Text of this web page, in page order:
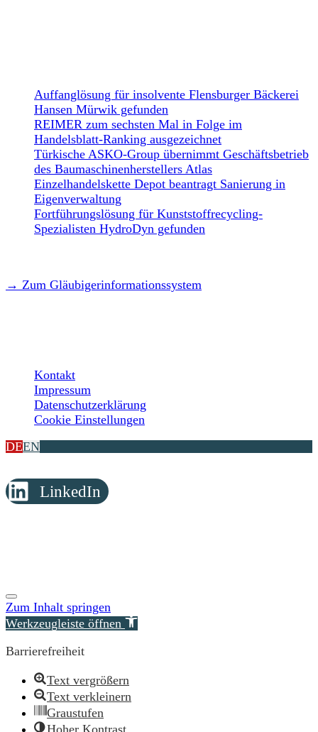
Auffanglösung für insolvente Flensburger Bäckerei
Hansen Mürwik gefunden
REIMER zum sechsten Mal in Folge im
Handelsblatt-Ranking ausgezeichnet
Türkische ASKO-Group übernimmt Geschäftsbetrieb
des Baumaschinenherstellers Atlas
Einzelhandelskette Depot beantragt Sanierung in
Eigenverwaltung
Fortführungslösung für Kunststoffrecycling-
Spezialisten HydroDyn gefunden
→ Zum Gläubigerinformationssystem
Kontakt
Impressum
Datenschutzerklärung
Cookie Einstellungen
DEEN
LinkedIn
Zum Inhalt springen
Werkzeugleiste öffnen
Barrierefreiheit
Text vergrößern
Text verkleinern
Graustufen